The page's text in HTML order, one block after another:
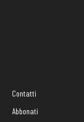
Contatti
Abbonati